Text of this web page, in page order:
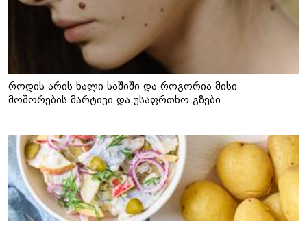
როდის არის ხალი საშიში და როგორია მისი
მოშორების მარტივი და უსაფრთხო გზები